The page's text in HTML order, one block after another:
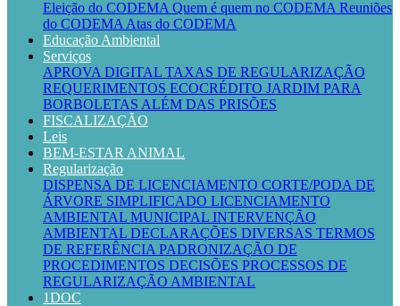
Eleição do CODEMA Quem é quem no CODEMA Reuniões
do CODEMA Atas do CODEMA
Educação Ambiental
Serviços
APROVA DIGITAL TAXAS DE REGULARIZAÇÃO
REQUERIMENTOS ECOCRÉDITO JARDIM PARA
BORBOLETAS ALÉM DAS PRISÕES
FISCALIZAÇÃO
Leis
BEM-ESTAR ANIMAL
Regularização
DISPENSA DE LICENCIAMENTO CORTE/PODA DE
ÁRVORE SIMPLIFICADO LICENCIAMENTO
AMBIENTAL MUNICIPAL INTERVENÇÃO
AMBIENTAL DECLARAÇÕES DIVERSAS TERMOS
DE REFERÊNCIA PADRONIZAÇÃO DE
PROCEDIMENTOS DECISÕES PROCESSOS DE
REGULARIZAÇÃO AMBIENTAL
1DOC